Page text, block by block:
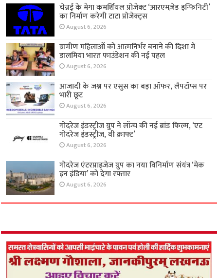
चेन्नई के मेगा कमर्शियल प्रोजेक्ट ‘आरएमज़ेड इन्फिनिटी’
का निर्माण करेगी टाटा प्रोजेक्ट्स
August 6, 2026
ग्रामीण महिलाओं को आत्मनिर्भर बनाने की दिशा में
डालमिया भारत फाउंडेशन की नई पहल
August 6, 2026
आजादी के जश्न पर एसुस का बड़ा ऑफर, लैपटॉप्स पर
भारी छूट
August 6, 2026
गोदरेज इंडस्ट्रीज ग्रुप ने लॉन्च की नई ब्रांड फिल्म, ‘एट
गोदरेज इंडस्ट्रीज, वी क्राफ्ट’
August 6, 2026
गोदरेज एंटरप्राइजेज ग्रुप का नया विनिर्माण संयंत्र ‘मेक
इन इंडिया’ को देगा रफ्तार
August 6, 2026